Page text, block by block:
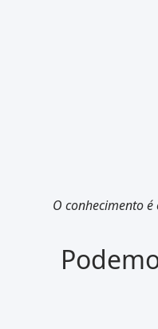
O conhecimento